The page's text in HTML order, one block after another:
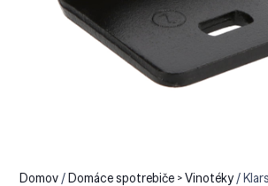
Domov/Domáce spotrebiče > Vinotéky/